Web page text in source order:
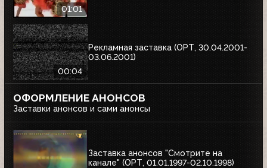
01:01
00:04
Рекламная заставка (ОРТ, 30.04.2001-
03.06.2001)
ОФОРМЛЕНИЕ АНОНСОВ
Заставки анонсов и сами анонсы
Заставка анонсов "Смотрите на
канале" (ОРТ, 01.01.1997-02.10.1998)